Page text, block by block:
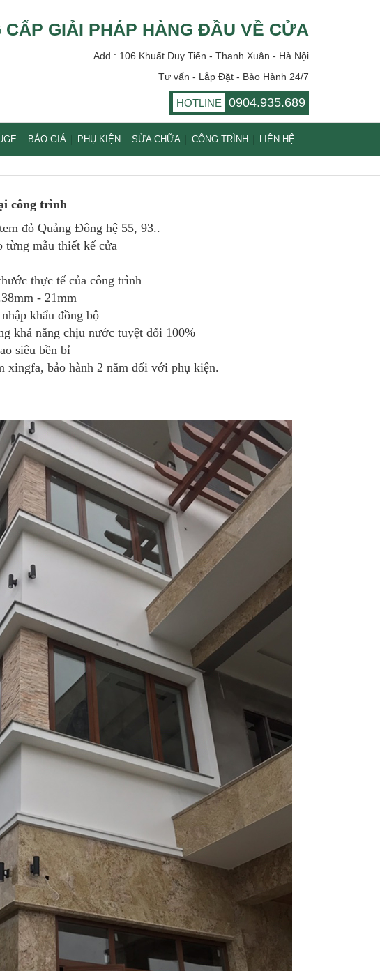
GIẢI PHÁP HÀNG ĐẦU VỀ CỬA
Add : 106 Khuất Duy Tiến - Thanh Xuân - Hà Nội
Tư vấn - Lắp Đặt - Bảo Hành 24/7
HOTLINE 0904.935.689
BÁO GIÁ PHỤ KIỆN SỬA CHỮA CÔNG TRÌNH LIÊN HỆ
công trình
đỏ Quảng Đông hệ 55, 93..
mẫu thiết kế cửa
thực tế của công trình
- 21mm
khẩu đồng bộ
khả năng chịu nước tuyệt đối 100%
siêu bền bỉ
xingfa, bảo hành 2 năm đối với phụ kiện.